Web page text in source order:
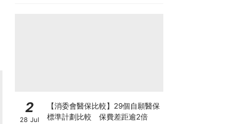
2
28 Jul
【消委會醫保比較】29個自願醫保
標準計劃比較 保費差距逾2倍